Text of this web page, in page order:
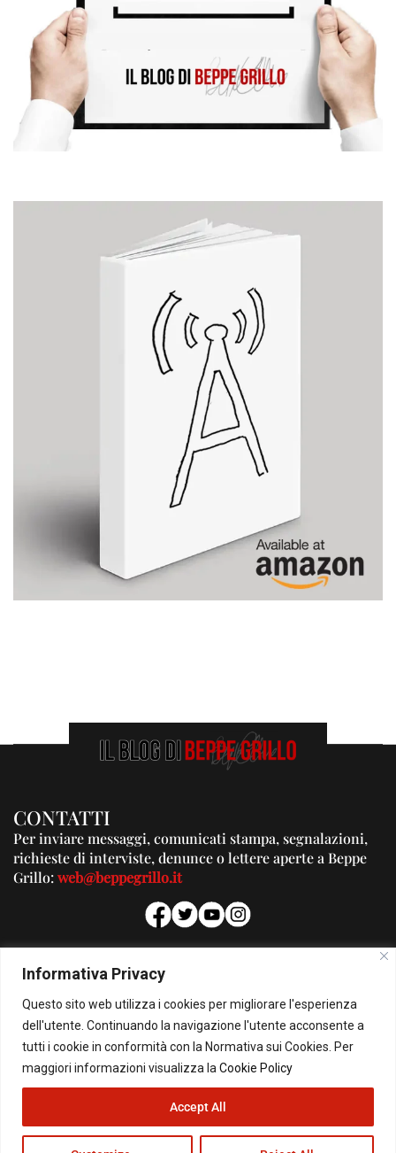
Informativa Privacy
Questo sito web utilizza i cookies per migliorare l'esperienza
dell'utente. Continuando la navigazione l'utente acconsente a
tutti i cookie in conformità con la Normativa sui Cookies. Per
maggiori informazioni visualizza la Cookie Policy
Accept All
CONTATTI
Per inviare messaggi, comunicati stampa, segnalazioni,
richieste di interviste, denunce o lettere aperte a Beppe
Grillo:web@beppegrillo.it
PUBBLICITA'
Per la tua pubblicità su questo Blog:
pubblicita@beppegrillo.it
© Copyright 2026 - Il Blog di Beppe Grillo. All Rights Reserved - Powered by
happygrafic.com